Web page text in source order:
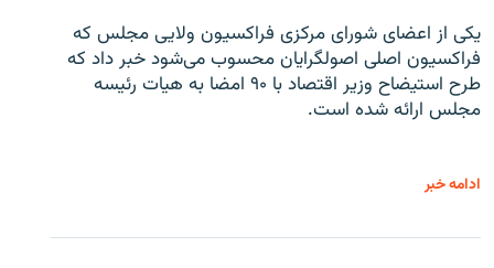
یکی از اعضای شورای مرکزی فراکسیون ولایی مجلس که
فراکسیون اصلی اصولگرایان محسوب می‌شود خبر داد که
طرح استیضاح وزیر اقتصاد با ۹۰ امضا به هیات رئیسه
مجلس ارائه شده است.
ادامه خبر